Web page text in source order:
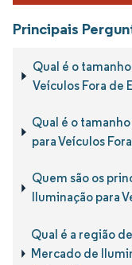
Principais
Qual é o
Veículos Fora de
Qual é o
para Veículos
Quem são os
Iluminação para
Qual é a região
Mercado de